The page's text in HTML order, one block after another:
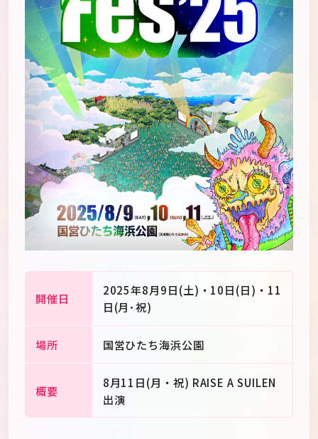
開催日
2025年8月9日(土)・10日(日)・11
日(月･祝)
場所 国営ひたち海浜公園
概要
8月11日(月・祝) RAISE A SUILEN
出演